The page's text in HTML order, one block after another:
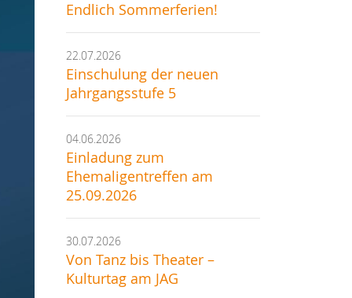
Endlich Sommerferien!
22.07.2026
Einschulung der neuen
Jahrgangsstufe 5
04.06.2026
Einladung zum
Ehemaligentreffen am
25.09.2026
30.07.2026
Von Tanz bis Theater –
Kulturtag am JAG